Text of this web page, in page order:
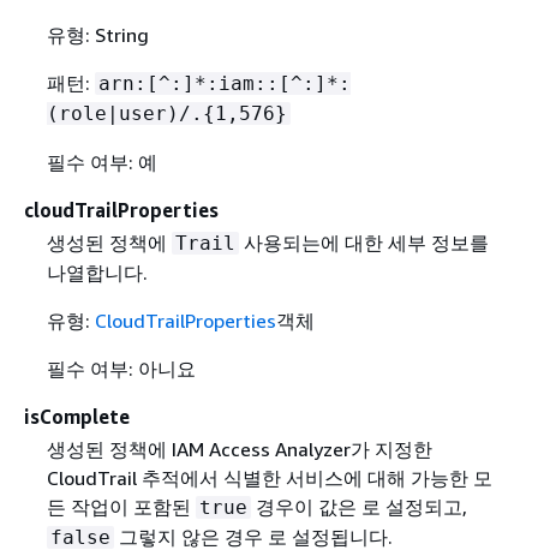
유형: String
패턴: arn:[^:]*:iam::[^:]*:
(role|user)/. { 1,576}
필수 여부: 예
cloudTrailProperties
생성된 정책에 Trail 사용되는에 대한 세부 정보를
나열합니다.
유형: CloudTrailProperties객체
필수 여부: 아니요
isComplete
생성된 정책에 IAM Access Analyzer가 지정한
CloudTrail 추적에서 식별한 서비스에 대해 가능한 모
든 작업이 포함된 true 경우이 값은 로 설정되고,
false 그렇지 않은 경우 로 설정됩니다.